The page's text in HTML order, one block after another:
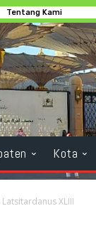
Tentang Kami
Kota
XLIII